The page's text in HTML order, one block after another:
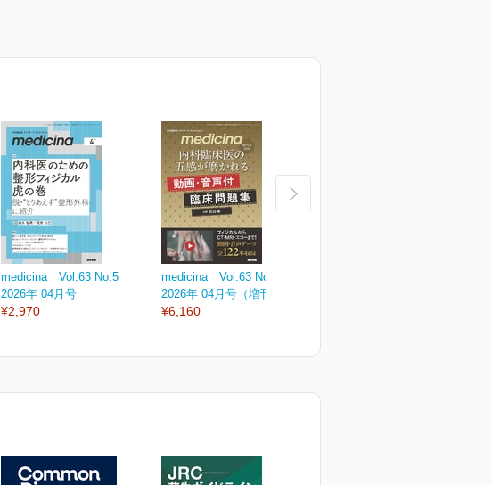
medicina Vol.63 No.5
2026年 04月号
¥2,970
medicina Vol.63 No.4
2026年 04月号（増刊号）
¥6,160